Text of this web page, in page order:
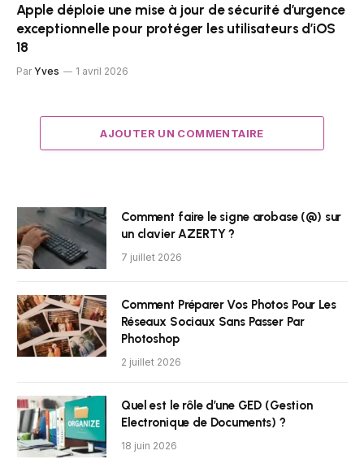
Apple déploie une mise à jour de sécurité d’urgence
exceptionnelle pour protéger les utilisateurs d’iOS
18
Par Yves 1 avril 2026
AJOUTER UN COMMENTAIRE
Comment faire le signe arobase (@) sur
un clavier AZERTY ?
7 juillet 2026
Comment Préparer Vos Photos Pour Les
Réseaux Sociaux Sans Passer Par
Photoshop
2 juillet 2026
Quel est le rôle d’une GED (Gestion
Electronique de Documents) ?
18 juin 2026